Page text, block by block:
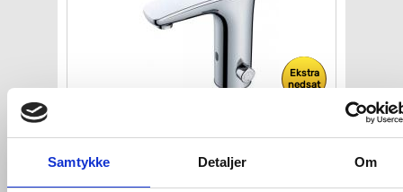
Samtykke Detaljer Om
Ekstra
nedsat
Gustavsberg Sensoric 1.0
berøringsfri vandhane